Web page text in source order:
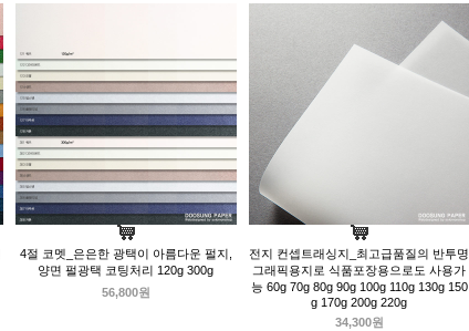
4절 코멧_은은한 광택이 아름다운 펄지,
양면 펄광택 코팅처리 120g 300g
56,800원
전지 컨셉트래싱지_최고급품질의 반투명
그래픽용지로 식품포장용으로도 사용가
능 60g 70g 80g 90g 100g 110g 130g 150
g 170g 200g 220g
34,300원